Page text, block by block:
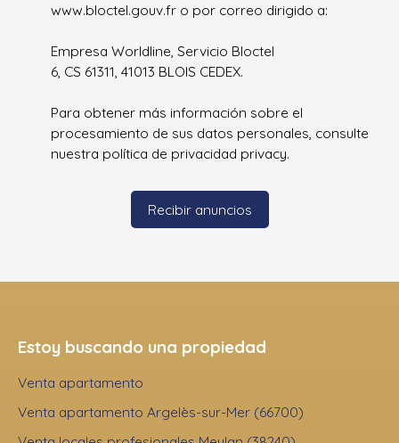
www.bloctel.gouv.fr o por correo dirigido a:
Empresa Worldline, Servicio Bloctel
6, CS 61311, 41013 BLOIS CEDEX.
Para obtener más información sobre el
procesamiento de sus datos personales, consulte
nuestra política de privacidad privacy.
Recibir anuncios
Estoy buscando una propiedad
Venta apartamento
Venta apartamento Argelès-sur-Mer (66700)